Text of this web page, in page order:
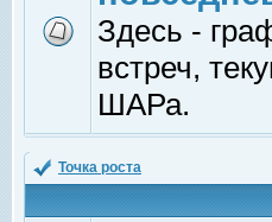
Здесь -
встреч,
ШАРа.
Точка роста